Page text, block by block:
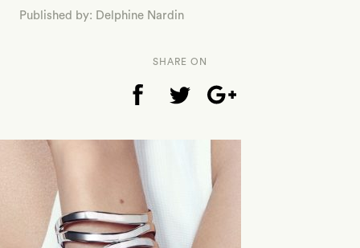
Published by: Delphine Nardin
SHARE ON